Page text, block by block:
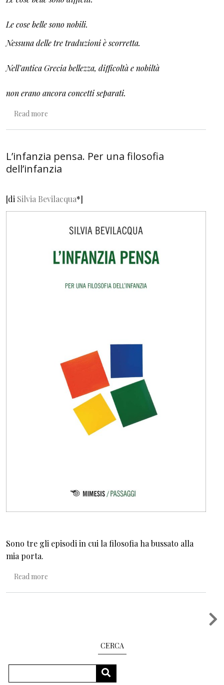
Le cose belle sono nobili.
Nessuna delle tre traduzioni è scorretta.
Nell’antica Grecia bellezza, difficoltà e nobiltà
non erano ancora concetti separati.
Read more
L’infanzia pensa. Per una filosofia
dell’infanzia
[di Silvia Bevilacqua*]
Sono tre gli episodi in cui la filosofia ha bussato alla
mia porta.
Read more
CERCA
SEARCH